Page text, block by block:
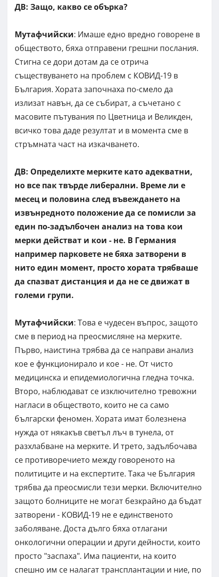
ДВ: Защо, какво се обърка?
Мутафчийски: Имаше едно вредно говорене в
обществото, бяха отправени грешни послания.
Стигна се дори дотам да се отрича
съществуването на проблем с КОВИД-19 в
България. Хората започнаха по-смело да
излизат навън, да се събират, а съчетано с
масовите пътувания по Цветница и Великден,
всичко това даде резултат и в момента сме в
стръмната част на изкачването.
ДВ: Определихте мерките като адекватни,
но все пак твърде либерални. Време ли е
месец и половина след въвеждането на
извънредното положение да се помисли за
един по-задълбочен анализ на това кои
мерки действат и кои - не. В Германия
например парковете не бяха затворени в
нито един момент, просто хората трябваше
да спазват дистанция и да не се движат в
големи групи.
Мутафчийски: Това е чудесен въпрос, защото
сме в период на преосмисляне на мерките.
Първо, наистина трябва да се направи анализ
кое е функционирало и кое - не. От чисто
медицинска и епидемиологична гледна точка.
Второ, наблюдават се изключително тревожни
нагласи в обществото, които не са само
български феномен. Хората имат болезнена
нужда от някакъв светъл лъч в тунела, от
разхлабване на мерките. И трето, задълбочава
се противоречието между говореното на
политиците и на експертите. Така че България
трябва да преосмисли тези мерки. Включително
защото болниците не могат безкрайно да бъдат
затворени - КОВИД-19 не е единственото
заболяване. Доста дълго бяха отлагани
онкологични операции и други дейности, които
просто "заспаха". Има пациенти, на които
спешно им се налагат трансплантации и ние, по